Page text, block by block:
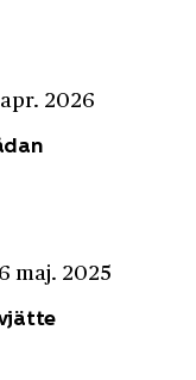
2026
maj. 2025